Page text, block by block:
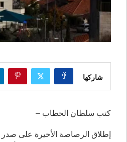
شاركها
كتب سلطان الحطاب –
إطلاق الرصاصة الأخيرة على